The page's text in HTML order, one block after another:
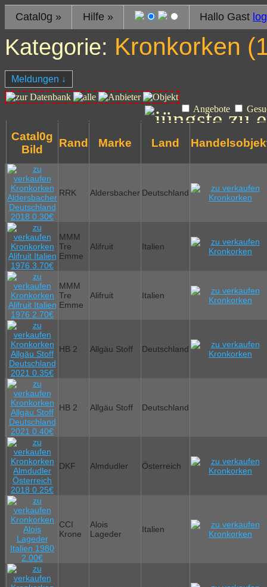
Catal0g » Hilfe » Hallo Gast
Kategorie: Kronkorken (
Meldungen ↓
Angebote
Catal0g
Bild
Rand Marke Land
RRK Aldersbacher Deutschland
MMM
Tre
Emme
Alifruit Italien
MMM
Tre
Emme
Alifruit Italien
HB 2 Allgäu Stoff Deutschland
HB 2 Allgäu Stoff Deutschland
DKF Almdudler Österreich
CCI
Krone
Alois
Lageder
Italien